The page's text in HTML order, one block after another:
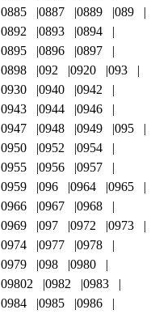
0885
0887 0889
089
0892
0893
0894
0895
0896
0897
0898
092 0920
093
0930
0940
0942
0943
0944
0946
0947
0948 0949
095
0950
0952
0954
0955
0956
0957
0959
096 0964
0965
0966
0967
0968
0969
097 0972
0973
0974
0977
0978
0979
098
0980
09802
0982
0983
0984
0985
0986